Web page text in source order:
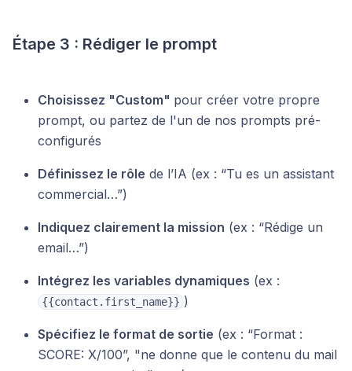
Étape 3 : Rédiger le prompt
Choisissez "Custom" pour créer votre propre
prompt, ou partez de l'un de nos prompts pré-
configurés
Définissez le rôle de l’IA (ex : “Tu es un assistant
commercial…”)
Indiquez clairement la mission (ex : “Rédige un
email…”)
Intégrez les variables dynamiques (ex :
{{contact.first_name}} )
Spécifiez le format de sortie (ex : “Format :
SCORE: X/100”, "ne donne que le contenu du mail